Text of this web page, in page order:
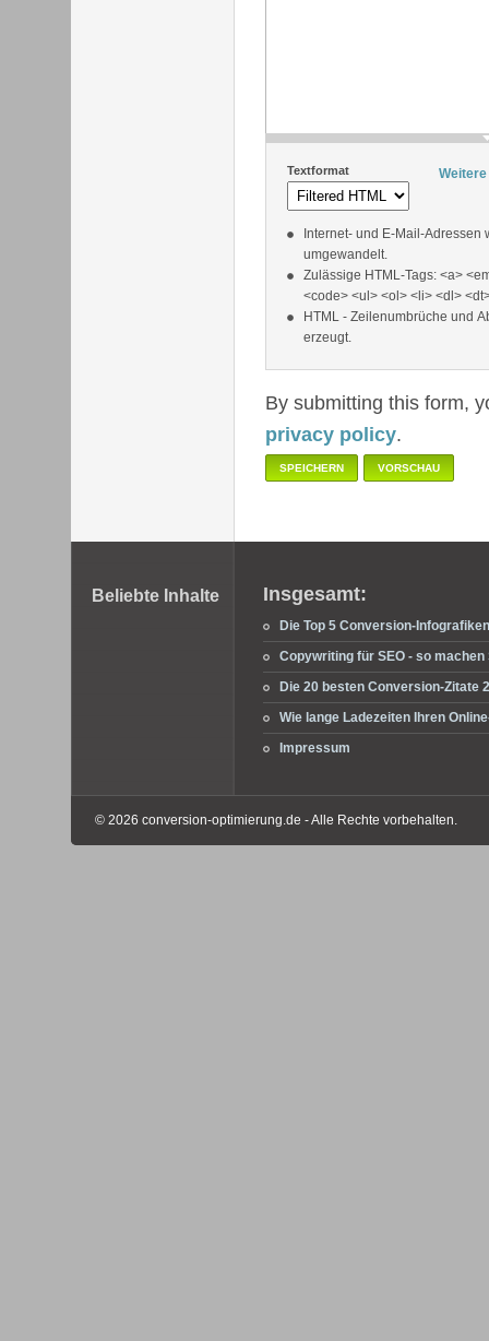
Textformat
Internet- und E-Mail-Adressen
umgewandelt.
Zulässige HTML-Tags: <a>
<code> <ul> <ol> <li> <dl>
HTML - Zeilenumbrüche und
erzeugt.
By submitting this form,
privacy policy.
Beliebte Inhalte Insgesamt:
Die Top 5 Conversion-
Copywriting für SEO - so
Die 20 besten Conversion-Zitate
Wie lange Ladezeiten Ihren
Impressum
© 2026 conversion-optimierung.de - Alle Rechte vorbehalten.